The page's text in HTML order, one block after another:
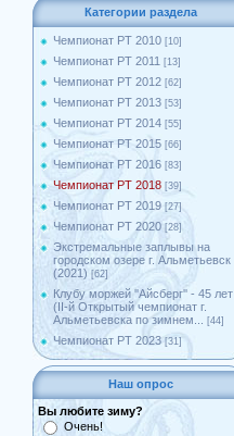
Категории раздела
Чемпионат РТ 2010 [10]
Чемпионат РТ 2011 [13]
Чемпионат РТ 2012 [62]
Чемпионат РТ 2013 [53]
Чемпионат РТ 2014 [55]
Чемпионат РТ 2015 [66]
Чемпионат РТ 2016 [83]
Чемпионат РТ 2018 [39]
Чемпионат РТ 2019 [27]
Чемпионат РТ 2020 [28]
Экстремальные заплывы на
городском озере г. Альметьевск
(2021) [62]
Клубу моржей ''Айсберг'' - 45 лет
(II-й Открытый чемпионат г.
Альметьевска по зимнем...
[44]
Чемпионат РТ 2023 [31]
Наш опрос
Вы любите зиму?
Очень!